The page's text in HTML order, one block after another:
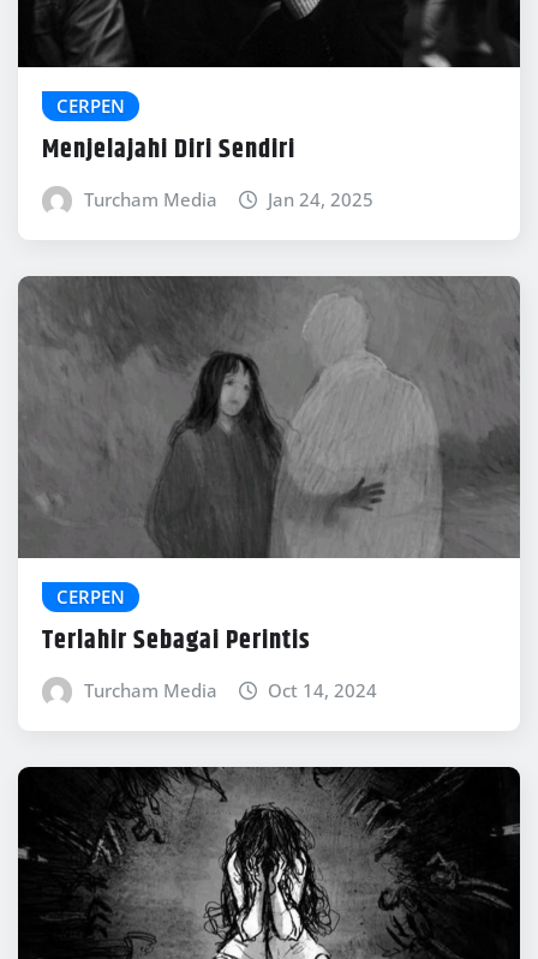
CERPEN
Menjelajahi Diri Sendiri
Turcham Media Jan 24, 2025
CERPEN
Terlahir Sebagai Perintis
Turcham Media Oct 14, 2024